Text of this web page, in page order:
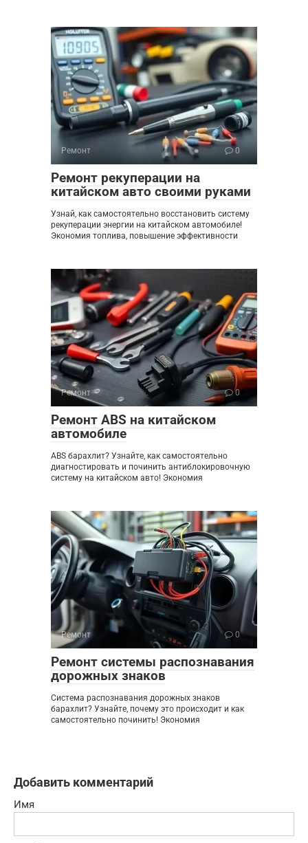
Ремонт 0
Ремонт рекуперации на
китайском авто своими руками
Узнай, как самостоятельно восстановить систему
рекуперации энергии на китайском автомобиле!
Экономия топлива, повышение эффективности
Ремонт 0
Ремонт ABS на китайском
автомобиле
ABS барахлит? Узнайте, как самостоятельно
диагностировать и починить антиблокировочную
систему на китайском авто! Экономия
Ремонт 0
Ремонт системы распознавания
дорожных знаков
Система распознавания дорожных знаков
барахлит? Узнайте, почему это происходит и как
самостоятельно починить! Экономия
Добавить комментарий
Имя